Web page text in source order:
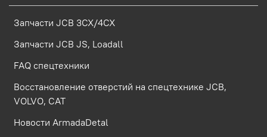
Запчасти JCB 3CX/4CX
Запчасти JCB JS, Loadall
FAQ спецтехники
Восстановление отверстий на спецтехнике JCB,
VOLVO, CAT
Новости ArmadaDetal